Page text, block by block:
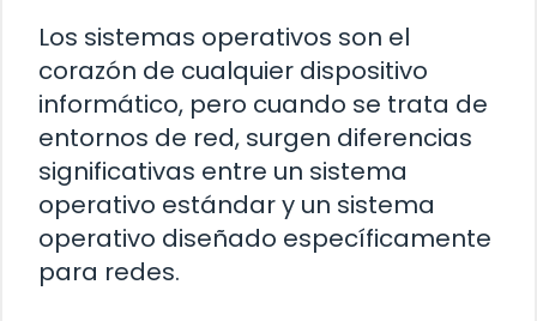
Los sistemas operativos son el
corazón de cualquier dispositivo
informático, pero cuando se trata de
entornos de red, surgen diferencias
significativas entre un sistema
operativo estándar y un sistema
operativo diseñado específicamente
para redes.